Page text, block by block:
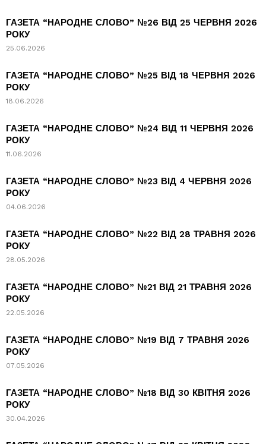
ГАЗЕТА “НАРОДНЕ СЛОВО” №26 ВІД 25 ЧЕРВНЯ 2026
РОКУ
25.06.2026
ГАЗЕТА “НАРОДНЕ СЛОВО” №25 ВІД 18 ЧЕРВНЯ 2026
РОКУ
18.06.2026
ГАЗЕТА “НАРОДНЕ СЛОВО” №24 ВІД 11 ЧЕРВНЯ 2026
РОКУ
11.06.2026
ГАЗЕТА “НАРОДНЕ СЛОВО” №23 ВІД 4 ЧЕРВНЯ 2026
РОКУ
04.06.2026
ГАЗЕТА “НАРОДНЕ СЛОВО” №22 ВІД 28 ТРАВНЯ 2026
РОКУ
28.05.2026
ГАЗЕТА “НАРОДНЕ СЛОВО” №21 ВІД 21 ТРАВНЯ 2026
РОКУ
22.05.2026
ГАЗЕТА “НАРОДНЕ СЛОВО” №19 ВІД 7 ТРАВНЯ 2026
РОКУ
07.05.2026
ГАЗЕТА “НАРОДНЕ СЛОВО” №18 ВІД 30 КВІТНЯ 2026
РОКУ
30.04.2026